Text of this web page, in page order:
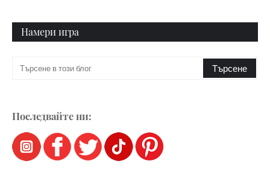
Намери игра
Последвайте ни: